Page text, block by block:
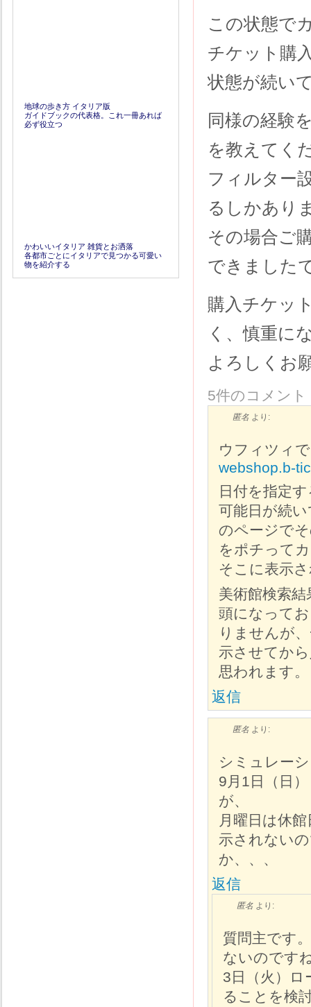
この状態で
チケット購
状態が続い
同様の経験
を教えてく
フィルター
るしかあり
その場合ご
できました
購入チケッ
く、慎重に
よろしくお
5件のコメント
匿名 より:
ウフィツィ
webshop.b-
日付を指定
可能日が続
のページで
をポチって
そこに表示
美術館検索
頭になって
りませんが
示させてか
思われます。
返信
匿名 より:
シミュレー
9月1日（日
が、
月曜日は休
示されない
か、、、
返信
匿名 より:
質問主です
ないのです
3日（火）ロ
ることを検
地球の歩き方 イタリア版
ガイドブックの代表格。これ一冊あれば
必ず役立つ
かわいいイタリア 雑貨とお洒落
各都市ごとにイタリアで見つかる可愛い
物を紹介する